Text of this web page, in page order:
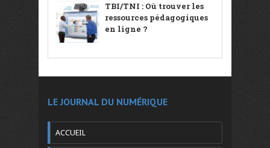
TBI/TNI : Où trouver les
ressources pédagogiques
en ligne ?
LE JOURNAL DU NUMÉRIQUE
ACCUEIL